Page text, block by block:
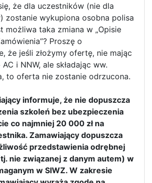
że dla uczestników (nie dla
zostanie wykupiona osobna polisa
możliwa taka zmiana w „Opisie
Proszę o
że jeśli złożymy ofertę, nie mając
i NNW, ale składając ww.
to oferta nie zostanie odrzucona.
informuje, że nie dopuszcza
szkoleń bez ubezpieczenia
co najmniej 20 000 zł na
Zamawiający dopuszcza
przedstawienia odrębnej
nie związanej z danym autem) w
w SIWZ. W zakresie